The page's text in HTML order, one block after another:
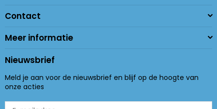
Contact
Meer informatie
Nieuwsbrief
Meld je aan voor de nieuwsbrief en blijf op de hoogte van
onze acties